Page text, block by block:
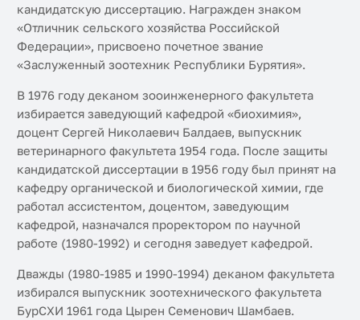
кандидатскую диссертацию. Награжден знаком
«Отличник сельского хозяйства Российской
Федерации», присвоено почетное звание
«Заслуженный зоотехник Республики Бурятия».
В 1976 году деканом зооинженерного факультета
избирается заведующий кафедрой «биохимия»,
доцент Сергей Николаевич Балдаев, выпускник
ветеринарного факультета 1954 года. После защиты
кандидатской диссертации в 1956 году был принят на
кафедру органической и биологической химии, где
работал ассистентом, доцентом, заведующим
кафедрой, назначался проректором по научной
работе (1980-1992) и сегодня заведует кафедрой.
Дважды (1980-1985 и 1990-1994) деканом факультета
избирался выпускник зоотехнического факультета
БурСХИ 1961 года Цырен Семенович Шамбаев.